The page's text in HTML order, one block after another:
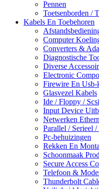
Pennen
Toetsenborden /
Kabels En Toebehoren
Computer
Converters &
Diagnostische
Diverse
Electronic
Firewire En Usb-
Glasvezel Kabels
Ide / Floppy /
Input Device
Netwerken
Parallel / Serieel
Pc-behuizingen
Rekken En
Schoonmaak
Secure Access
Telefoon &
Thunderbolt